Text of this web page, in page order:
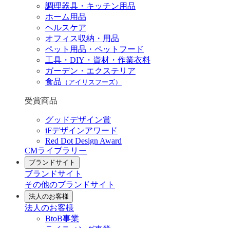
調理器具・キッチン用品
ホーム用品
ヘルスケア
オフィス収納・用品
ペット用品・ペットフード
工具・DIY・資材・作業衣料
ガーデン・エクステリア
食品 （アイリスフーズ）
受賞商品
グッドデザイン賞
iFデザインアワード
Red Dot Design Award
CMライブラリー
ブランドサイト
ブランドサイト
その他のブランドサイト
法人のお客様
法人のお客様
BtoB事業